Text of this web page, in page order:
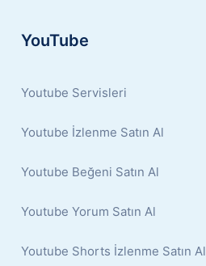
YouTube
Youtube Servisleri
Youtube İzlenme Satın Al
Youtube Beğeni Satın Al
Youtube Yorum Satın Al
Youtube Shorts İzlenme Satın Al